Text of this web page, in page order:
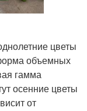
цветы
объемных
гамма
осенние цветы
от